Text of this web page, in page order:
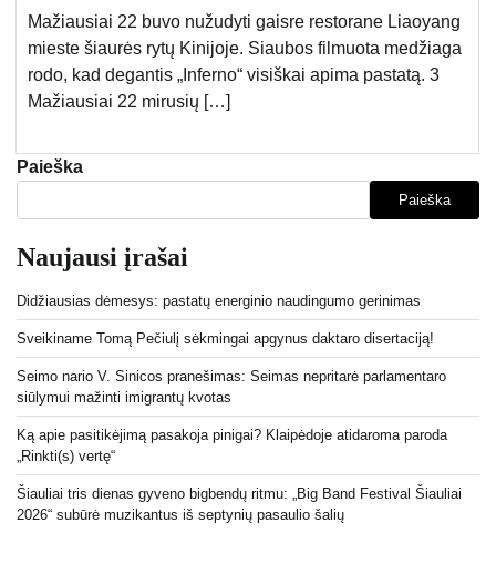
Mažiausiai 22 buvo nužudyti gaisre restorane Liaoyang
mieste šiaurės rytų Kinijoje. Siaubos filmuota medžiaga
rodo, kad degantis „Inferno“ visiškai apima pastatą. 3
Mažiausiai 22 mirusių […]
Paieška
Paieška
Naujausi įrašai
Didžiausias dėmesys: pastatų energinio naudingumo gerinimas
Sveikiname Tomą Pečiulį sėkmingai apgynus daktaro disertaciją!
Seimo nario V. Sinicos pranešimas: Seimas nepritarė parlamentaro
siūlymui mažinti imigrantų kvotas
Ką apie pasitikėjimą pasakoja pinigai? Klaipėdoje atidaroma paroda
„Rinkti(s) vertę“
Šiauliai tris dienas gyveno bigbendų ritmu: „Big Band Festival Šiauliai
2026“ subūrė muzikantus iš septynių pasaulio šalių